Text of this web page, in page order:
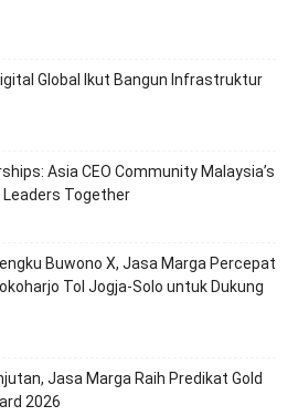
Global Ikut Bangun Infrastruktur
Asia CEO Community Malaysia’s
Leaders Together
Buwono X, Jasa Marga Percepat
Tol Jogja-Solo untuk Dukung
Jasa Marga Raih Predikat Gold
2026